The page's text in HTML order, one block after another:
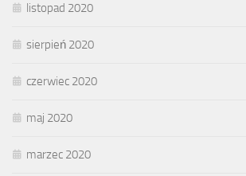
listopad 2020
sierpień 2020
czerwiec 2020
maj 2020
marzec 2020